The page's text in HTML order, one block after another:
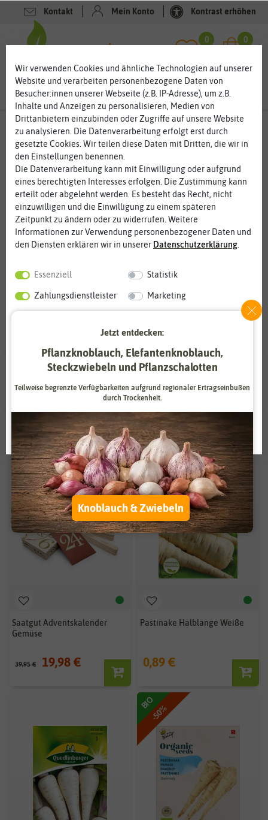
Kontakt Mein Konto Kontrast erhöhen
0 0
Gemüsesamen- Pastinakensamen
Pastinaken – aromatische Wurzeln für kulinarische
Genüsse
Pastinaken sind sowohl der Möhre als auch der
Petersilienwurzeln im Geschmack ähnlich. Dabei sind die
leckeren Wurzeln vielseitig einsetzbar und lassen sich auch dort
anbauen, wo Möhren nicht recht wachsen wollen. Das milde
Wurzelgemüse lässt sich leicht anbauen und ist eine tolle
Bereicherung für die Küche. Die alte Gemüsesorte ist robust und
15 Ergebnissegefunden in Pastinakensamen
-50%
Saatgut Adventskalender
Gemüse
39,95 € 19,98 €
Pastinake Halblange Weiße
0,89 €
-50%
BIO
Filter
Wir verwenden Cookies und ähnliche Technologien auf unserer
Website und verarbeiten personenbezogene Daten von
Besucher:innen unserer Webseite (z.B. IP-Adresse), um z.B.
Inhalte und Anzeigen zu personalisieren, Medien von
Drittanbietern einzubinden oder Zugriffe auf unsere Website
zu analysieren. Die Datenverarbeitung erfolgt erst durch
gesetzte Cookies. Wir teilen diese Daten mit Dritten, die wir in
den Einstellungen benennen.
Die Datenverarbeitung kann mit Einwilligung oder aufgrund
eines berechtigten Interesses erfolgen. Die Zustimmung kann
erteilt oder abgelehnt werden. Es besteht das Recht, nicht
einzuwilligen und die Einwilligung zu einem späteren
Zeitpunkt zu ändern oder zu widerrufen. Weitere
Informationen zur Verwendung personenbezogener Daten und
den Diensten erklären wir in unserer Daten­schutz­erklärung
Essenziell Statistik
Zahlungsdienstleister Marketing
Weitere Einstellungen
Alle akzeptieren
Alle ablehnen
Auswahl akzeptieren
Jetzt entdecken:
Pflanzknoblauch, Elefantenknoblauch,
Steckzwiebeln und Pflanzschalotten
Teilweise begrenzte Verfügbarkeiten aufgrund regionaler Ertragseinbußen
durch Trockenheit.
Knoblauch & Zwiebeln